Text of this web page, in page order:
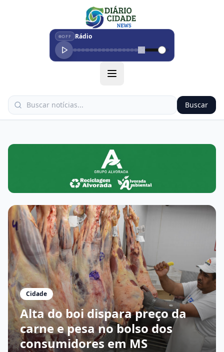
OFF Rádio
Buscar
Cidade
Alta do boi dispara preço da
carne e pesa no bolso dos
consumidores em MS